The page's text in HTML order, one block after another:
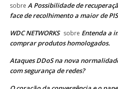
sobre A Possibilidade de
face de recolhimento a maior de PIS
WDC NETWORKS sobre Entenda a
comprar produtos homologados.
Ataques DDoS na nova
com segurança de redes?